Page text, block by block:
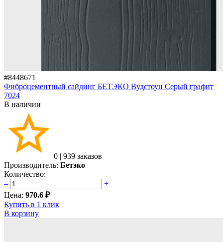
#8448671
Фиброцементный сайдинг БЕТЭКО Вудстоун Серый графит
7024
В наличии
0 | 939 заказов
Производитель: Бетэко
Количество:
–
+
Цена: 970.6 ₽
Купить в 1 клик
В корзину